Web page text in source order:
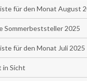
für den Monat August
Sommerbeststeller 2025
für den Monat Juli 2025
in Sicht